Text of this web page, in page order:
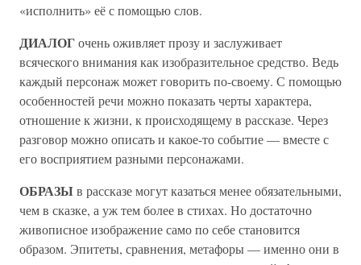
«исполнить» её с помощью слов.
ДИАЛОГочень оживляет прозу и заслуживает
всяческого внимания как изобразительное средство. Ведь
каждый персонаж может говорить по-своему. С помощью
особенностей речи можно показать черты характера,
отношение к жизни, к происходящему в рассказе. Через
разговор можно описать и какое-то событие — вместе с
его восприятием разными персонажами.
ОБРАЗЫв рассказе могут казаться менее обязательными,
чем в сказке, а уж тем более в стихах. Но достаточно
живописное изображение само по себе становится
образом. Эпитеты, сравнения, метафоры — именно они в